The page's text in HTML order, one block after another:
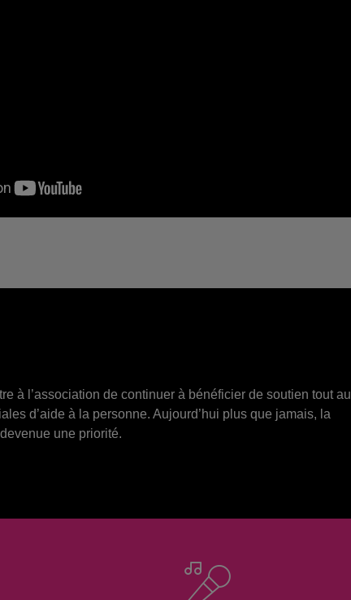
à l’association de continuer à bénéficier de soutien tout au
d’aide à la personne. Aujourd’hui plus que jamais, la
une priorité.